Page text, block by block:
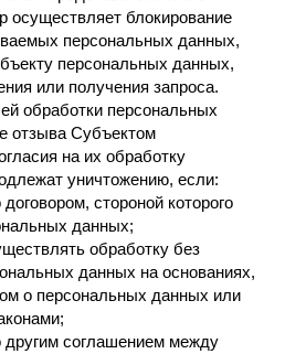
осуществляет блокирование
персональных данных,
персональных данных,
или получения запроса.
обработки персональных
отзыва Субъектом
на их обработку
уничтожению, если:
стороной которого
данных;
обработку без
данных на основаниях,
о персональных данных или
другим соглашением между